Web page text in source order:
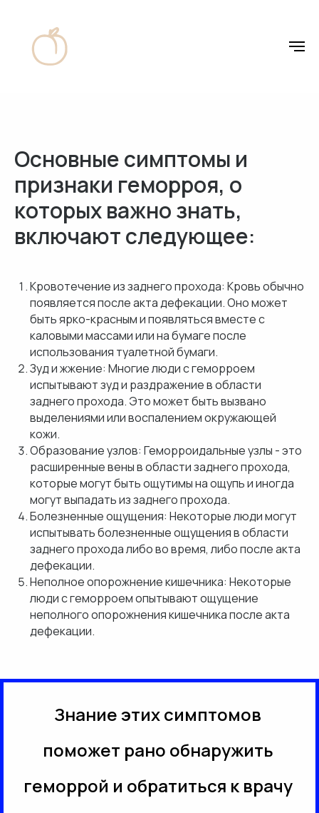
Основные симптомы и
признаки геморроя, о
которых важно знать,
включают следующее:
Кровотечение из заднего прохода: Кровь обычно
появляется после акта дефекации. Оно может
быть ярко-красным и появляться вместе с
каловыми массами или на бумаге после
использования туалетной бумаги.
Зуд и жжение: Многие люди с геморроем
испытывают зуд и раздражение в области
заднего прохода. Это может быть вызвано
выделениями или воспалением окружающей
кожи.
Образование узлов: Геморроидальные узлы - это
расширенные вены в области заднего прохода,
которые могут быть ощутимы на ощупь и иногда
могут выпадать из заднего прохода.
Болезненные ощущения: Некоторые люди могут
испытывать болезненные ощущения в области
заднего прохода либо во время, либо после акта
дефекации.
Неполное опорожнение кишечника: Некоторые
люди с геморроем опытывают ощущение
неполного опорожнения кишечника после акта
дефекации.
Знание этих симптомов
поможет рано обнаружить
геморрой и обратиться к врачу